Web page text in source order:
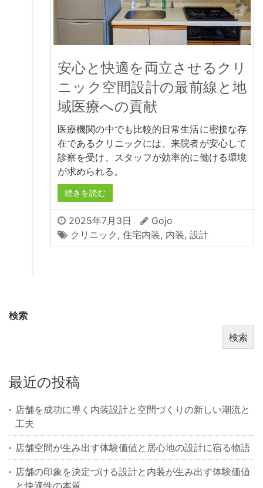
安心と快適を両立させるクリ
ニック空間設計の最前線と地
域医療への貢献
医療機関の中でも比較的日常生活に密接な存
在であるクリニックには、来院者が安心して
診察を受け、スタッフが効率的に働ける環境
が求められる。
続きを読む
2025年7月3日
Gojo
クリニック , 住宅内装, 内装, 設計
検索
検索
最近の投稿
店舗を成功に導く内装設計と空間づくりの新しい潮流と
工夫
店舗空間が生み出す体験価値と居心地の設計に宿る物語
店舗の印象を決定づける設計と内装が生み出す体験価値